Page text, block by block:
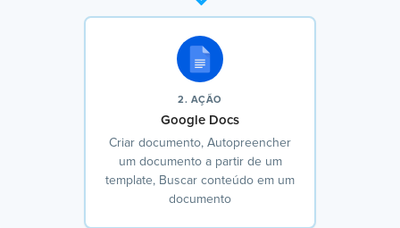
2. AÇÃO
Google Docs
Criar documento, Autopreencher
um documento a partir de um
template, Buscar conteúdo em um
documento